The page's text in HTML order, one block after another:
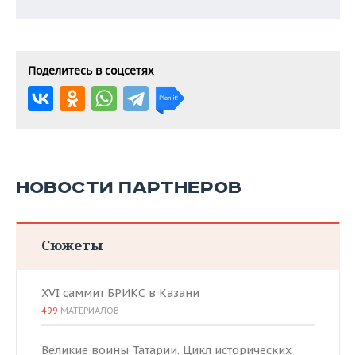
Поделитесь в соцсетях
НОВОСТИ ПАРТНЕРОВ
Сюжеты
XVI саммит БРИКС в Казани
499 МАТЕРИАЛОВ
Великие воины Татарии. Цикл исторических